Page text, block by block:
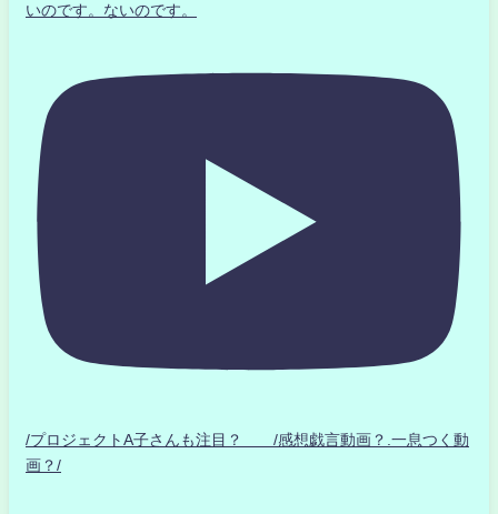
いのです。ないのです。
/プロジェクトA子さんも注目？ /感想戯言動画？.一息つく動
画？/